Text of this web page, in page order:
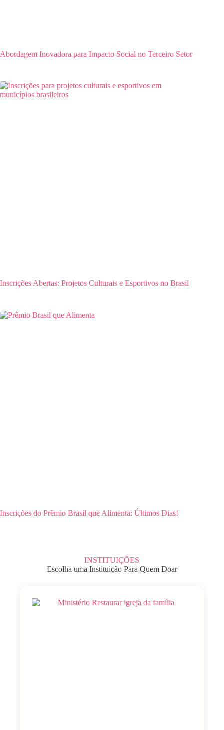
Abordagem Inovadora para Impacto Social no Terceiro Setor
Inscrições Abertas: Projetos Culturais e Esportivos no Brasil
Inscrições do Prêmio Brasil que Alimenta: Últimos Dias!
INSTITUIÇÕES
Escolha uma Instituição Para Quem Doar